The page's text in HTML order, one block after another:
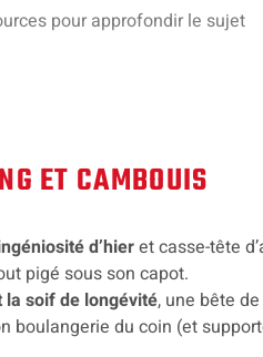
pour approfondir le sujet
ET CAMBOUIS
d’hieret casse-tête
pigé sous son capot.
la soif de longévité, une bête
boulangerie du coin (et